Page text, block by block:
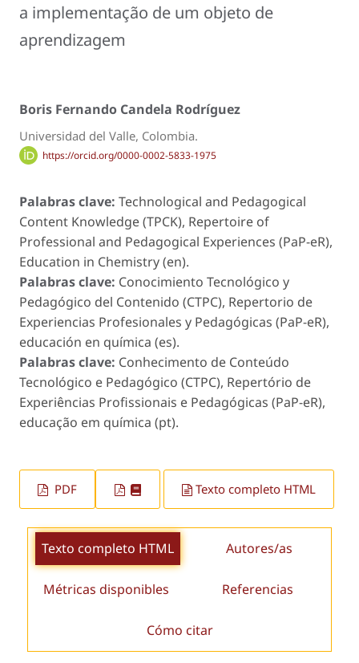
a implementação de um objeto de
aprendizagem
Boris Fernando Candela Rodríguez
Universidad del Valle, Colombia.
https://orcid.org/0000-0002-5833-1975
Palabras clave: Technological and Pedagogical
Content Knowledge (TPCK), Repertoire of
Professional and Pedagogical Experiences (PaP-eR),
Education in Chemistry (en).
Palabras clave: Conocimiento Tecnológico y
Pedagógico del Contenido (CTPC), Repertorio de
Experiencias Profesionales y Pedagógicas (PaP-eR),
educación en química (es).
Palabras clave: Conhecimento de Conteúdo
Tecnológico e Pedagógico (CTPC), Repertório de
Experiências Profissionais e Pedagógicas (PaP-eR),
educação em química (pt).
PDF Texto completo HTML
Texto completo HTML Autores/as
Métricas disponibles Referencias
Cómo citar